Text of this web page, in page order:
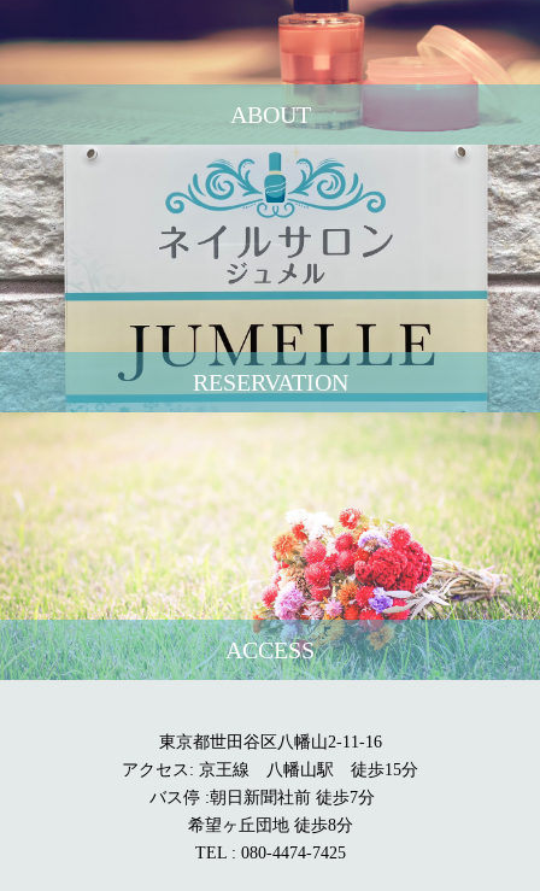
ABOUT
RESERVATION
ACCESS
東京都世田谷区八幡山2-11-16
アクセス: 京王線 八幡山駅 徒歩15分
バス停 :朝日新聞社前 徒歩7分
希望ヶ丘団地 徒歩8分
TEL : 080-4474-7425